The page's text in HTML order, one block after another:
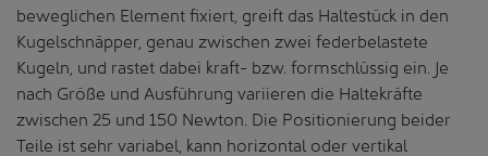
beweglichen Element fixiert, greift das Haltestück in den
Kugelschnäpper, genau zwischen zwei federbelastete
Kugeln, und rastet dabei kraft- bzw. formschlüssig ein. Je
nach Größe und Ausführung variieren die Haltekräfte
zwischen 25 und 150 Newton. Die Positionierung beider
Teile ist sehr variabel, kann horizontal oder vertikal